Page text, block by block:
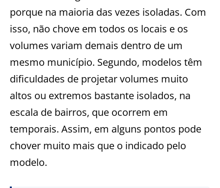
porque na maioria das vezes isoladas. Com
isso, não chove em todos os locais e os
volumes variam demais dentro de um
mesmo município. Segundo, modelos têm
dificuldades de projetar volumes muito
altos ou extremos bastante isolados, na
escala de bairros, que ocorrem em
temporais. Assim, em alguns pontos pode
chover muito mais que o indicado pelo
modelo.